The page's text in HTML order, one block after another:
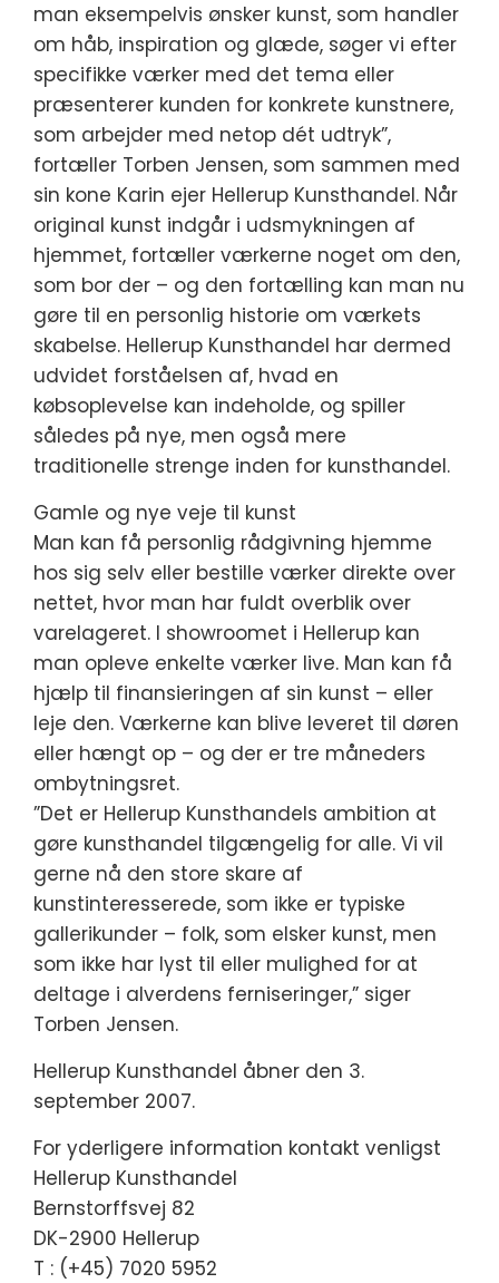
man eksempelvis ønsker kunst, som handler
om håb, inspiration og glæde, søger vi efter
specifikke værker med det tema eller
præsenterer kunden for konkrete kunstnere,
som arbejder med netop dét udtryk”,
fortæller Torben Jensen, som sammen med
sin kone Karin ejer Hellerup Kunsthandel. Når
original kunst indgår i udsmykningen af
hjemmet, fortæller værkerne noget om den,
som bor der – og den fortælling kan man nu
gøre til en personlig historie om værkets
skabelse. Hellerup Kunsthandel har dermed
udvidet forståelsen af, hvad en
købsoplevelse kan indeholde, og spiller
således på nye, men også mere
traditionelle strenge inden for kunsthandel.
Gamle og nye veje til kunst
Man kan få personlig rådgivning hjemme
hos sig selv eller bestille værker direkte over
nettet, hvor man har fuldt overblik over
varelageret. I showroomet i Hellerup kan
man opleve enkelte værker live. Man kan få
hjælp til finansieringen af sin kunst – eller
leje den. Værkerne kan blive leveret til døren
eller hængt op – og der er tre måneders
ombytningsret.
”Det er Hellerup Kunsthandels ambition at
gøre kunsthandel tilgængelig for alle. Vi vil
gerne nå den store skare af
kunstinteresserede, som ikke er typiske
gallerikunder – folk, som elsker kunst, men
som ikke har lyst til eller mulighed for at
deltage i alverdens ferniseringer,” siger
Torben Jensen.
Hellerup Kunsthandel åbner den 3.
september 2007.
For yderligere information kontakt venligst
Hellerup Kunsthandel
Bernstorffsvej 82
DK-2900 Hellerup
T : (+45) 7020 5952